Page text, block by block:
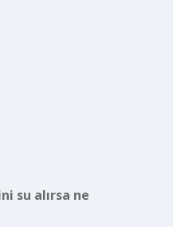
su alırsa ne